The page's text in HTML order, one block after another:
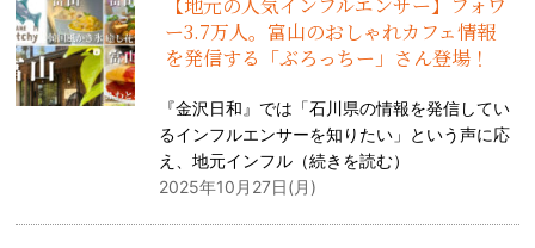
ー3.7万人。富山のおしゃれカフェ情報
を発信する「ぶろっちー」さん登場！
『金沢日和』では「石川県の情報を発信してい
るインフルエンサーを知りたい」という声に応
え、地元インフル（続きを読む）
2025年10月27日(月)